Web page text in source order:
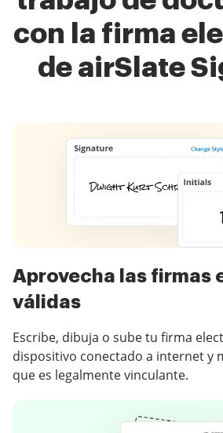
con la firma
de airSlate
Aprovecha las firmas
válidas
Escribe, dibuja o sube tu firma
dispositivo conectado a internet y
que es legalmente vinculante.